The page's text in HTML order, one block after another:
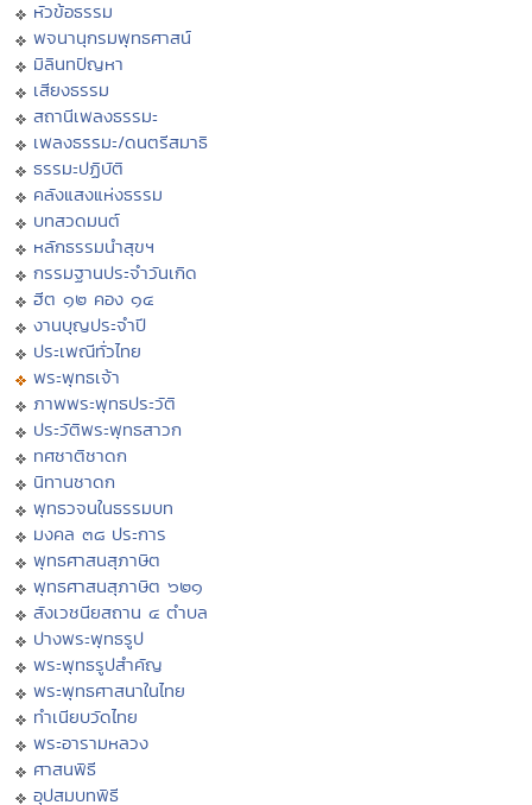
หัวข้อธรรม
พจนานุกรมพุทธศาสน์
มิลินทปัญหา
เสียงธรรม
สถานีเพลงธรรมะ
เพลงธรรมะ/ดนตรีสมาธิ
ธรรมะปฏิบัติ
คลังแสงแห่งธรรม
บทสวดมนต์
หลักธรรมนำสุขฯ
กรรมฐานประจำวันเกิด
ฮีต ๑๒ คอง ๑๔
งานบุญประจำปี
ประเพณีทั่วไทย
พระพุทธเจ้า
ภาพพระพุทธประวัติ
ประวัติพระพุทธสาวก
ทศชาติชาดก
นิทานชาดก
พุทธวจนในธรรมบท
มงคล ๓๘ ประการ
พุทธศาสนสุภาษิต
พุทธศาสนสุภาษิต ๖๒๑
สังเวชนียสถาน ๔ ตำบล
ปางพระพุทธรูป
พระพุทธรูปสำคัญ
พระพุทธศาสนาในไทย
ทำเนียบวัดไทย
พระอารามหลวง
ศาสนพิธี
อุปสมบทพิธี